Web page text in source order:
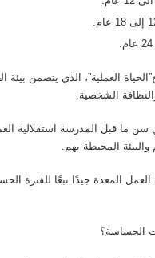
العملية”، الذي يتضمن بيئة
الشخصية.
سن ما قبل المدرسة استقلالية
والبيئة المحيطة بهم.
العمل المعدة جيدًا تبعًا للفترة
الحساسة؟